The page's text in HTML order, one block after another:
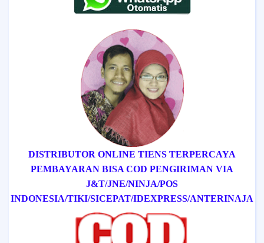
DISTRIBUTOR ONLINE TIENS TERPERCAYA
PEMBAYARAN BISA COD PENGIRIMAN VIA
J&T/JNE/NINJA/POS
INDONESIA/TIKI/SICEPAT/IDEXPRESS/ANTERINAJA